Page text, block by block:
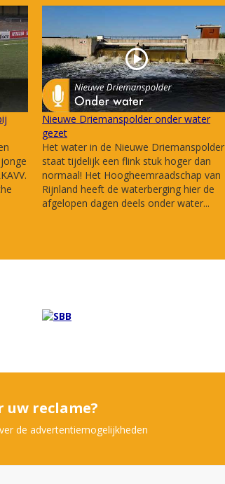
Nieuwe Driemanspolder onder water
gezet
Het water in de Nieuwe Driemanspolder
staat tijdelijk een flink stuk hoger dan
normaal! Het Hoogheemraadschap van
Rijnland heeft de waterberging hier de
afgelopen dagen deels onder water...
uw reclame?
de advertentiemogelijkheden